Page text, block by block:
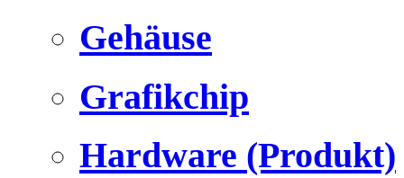
Gehäuse
Grafikchip
Hardware (Produkt)